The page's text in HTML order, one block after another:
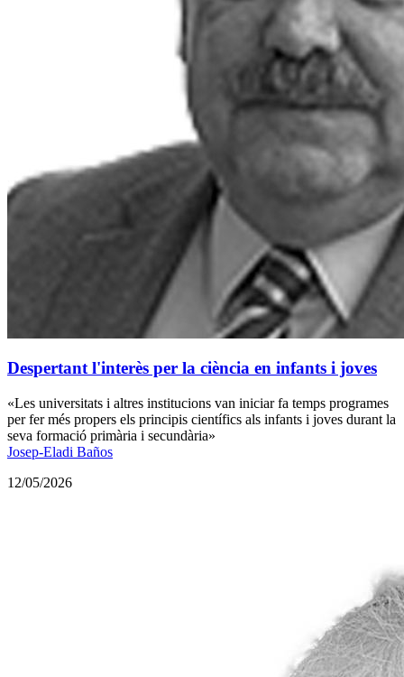
Despertant l'interès per la ciència en infants i joves
«Les universitats i altres institucions van iniciar fa temps programes
per fer més propers els principis científics als infants i joves durant la
seva formació primària i secundària»
Josep-Eladi Baños
12/05/2026